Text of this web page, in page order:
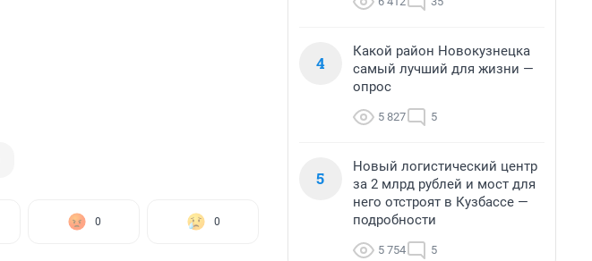
0 0
4
Какой район Новокузнецка
самый лучший для жизни —
опрос
5 827 5
5
Новый логистический центр
за 2 млрд рублей и мост для
него отстроят в Кузбассе —
подробности
5 754 5